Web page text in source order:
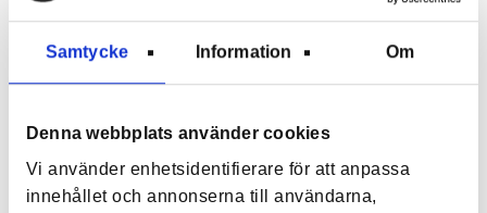
Samtycke Information Om
Denna webbplats använder cookies
Vi använder enhetsidentifierare för att anpassa
innehållet och annonserna till användarna,
Induktionshäll +
Diskhon +
Fläkt och ventilation
Läckageskydd